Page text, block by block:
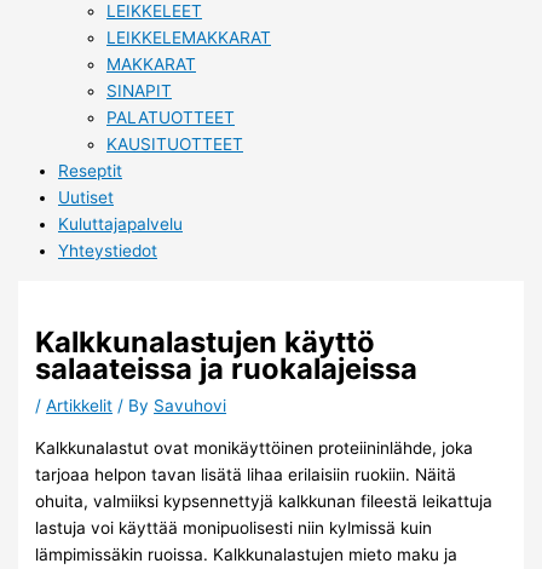
LEIKKELEET
LEIKKELEMAKKARAT
MAKKARAT
SINAPIT
PALATUOTTEET
KAUSITUOTTEET
Reseptit
Uutiset
Kuluttajapalvelu
Yhteystiedot
Kalkkunalastujen käyttö
salaateissa ja ruokalajeissa
/Artikkelit / By Savuhovi
Kalkkunalastut ovat monikäyttöinen proteiininlähde, joka
tarjoaa helpon tavan lisätä lihaa erilaisiin ruokiin. Näitä
ohuita, valmiiksi kypsennettyjä kalkkunan fileestä leikattuja
lastuja voi käyttää monipuolisesti niin kylmissä kuin
lämpimissäkin ruoissa. Kalkkunalastujen mieto maku ja